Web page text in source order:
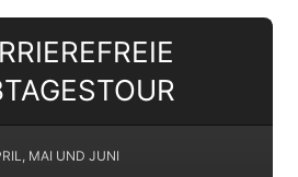
MAI UND JUNI